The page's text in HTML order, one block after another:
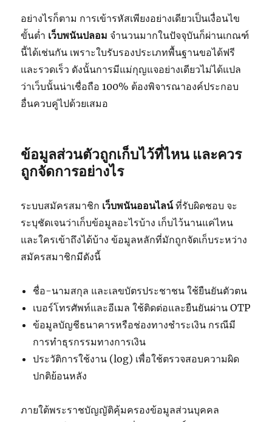
อย่างไรก็ตาม การเข้ารหัสเพียงอย่างเดียวเป็นเงื่อนไข
ขั้นต่ำ เว็บพนันปลอม จำนวนมากในปัจจุบันก็ผ่านเกณฑ์
นี้ได้เช่นกัน เพราะใบรับรองประเภทพื้นฐานขอได้ฟรี
และรวดเร็ว ดังนั้นการมีแม่กุญแจอย่างเดียวไม่ได้แปล
ว่าเว็บนั้นน่าเชื่อถือ 100% ต้องพิจารณาองค์ประกอบ
อื่นควบคู่ไปด้วยเสมอ
ข้อมูลส่วนตัวถูกเก็บไว้ที่ไหน และควร
ถูกจัดการอย่างไร
ระบบสมัครสมาชิก เว็บพนันออนไลน์ที่รับผิดชอบ จะ
ระบุชัดเจนว่าเก็บข้อมูลอะไรบ้าง เก็บไว้นานแค่ไหน
และใครเข้าถึงได้บ้าง ข้อมูลหลักที่มักถูกจัดเก็บระหว่าง
สมัครสมาชิกมีดังนี้
ชื่อ-นามสกุล และเลขบัตรประชาชน ใช้ยืนยันตัวตน
เบอร์โทรศัพท์และอีเมล ใช้ติดต่อและยืนยันผ่าน OTP
ข้อมูลบัญชีธนาคารหรือช่องทางชำระเงิน กรณีมี
การทำธุรกรรมทางการเงิน
ประวัติการใช้งาน (log) เพื่อใช้ตรวจสอบความผิด
ปกติย้อนหลัง
ภายใต้พระราชบัญญัติคุ้มครองข้อมูลส่วนบุคคล